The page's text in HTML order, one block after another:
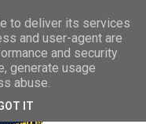
to deliver its services
and user-agent are
and security
generate usage
abuse.
IT